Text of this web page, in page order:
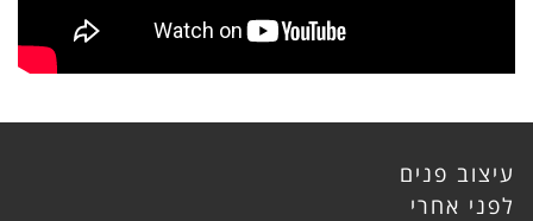
עיצוב פנים
לפני אחרי